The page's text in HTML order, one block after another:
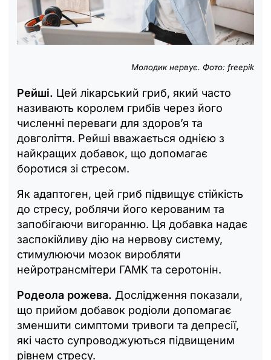
Молодик нервує. Фото: freepik
Рейші. Цей лікарський гриб, який часто
називають королем грибів через його
численні переваги для здоров’я та
довголіття. Рейші вважається однією з
найкращих добавок, що допомагає
боротися зі стресом.
Як адаптоген, цей гриб підвищує стійкість
до стресу, роблячи його керованим та
запобігаючи вигоранню. Ця добавка надає
заспокійливу дію на нервову систему,
стимулюючи мозок виробляти
нейротрансмітери ГАМК та серотонін.
Родеола рожева. Дослідження показали,
що прийом добавок родіоли допомагає
зменшити симптоми тривоги та депресії,
які часто супроводжуються підвищеним
рівнем стресу.